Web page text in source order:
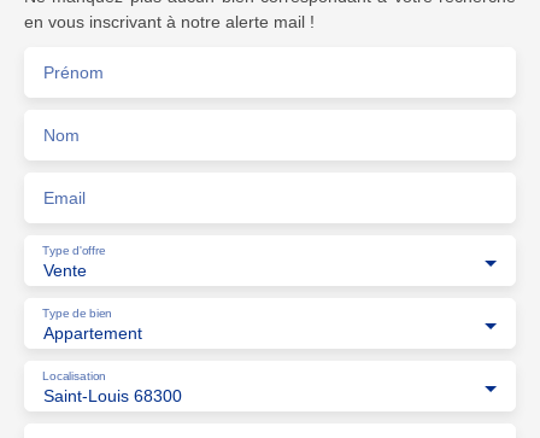
en vous inscrivant à notre alerte mail !
Prénom
Nom
Email
Vente
Type d'offre
Appartement
Type de bien
Saint-Louis 68300
Localisation